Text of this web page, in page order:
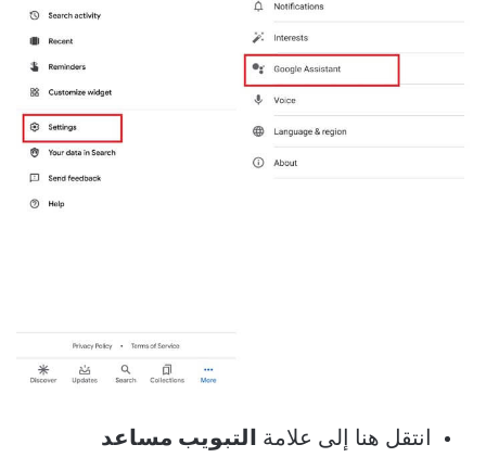
انتقل هنا إلى علامة التبويب مساعد